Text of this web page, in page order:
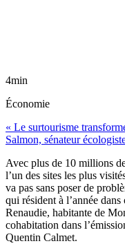
4min
Économie
« Le surtourisme
Salmon, sénateur
Avec plus de 10 millions
l’un des sites les plus
va pas sans poser de
qui résident à l’année
Renaudie, habitante de
cohabitation dans
Quentin Calmet.